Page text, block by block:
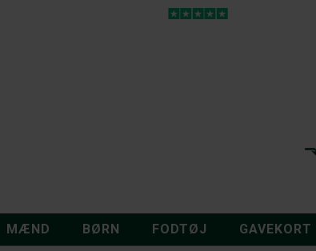
MÆND BØRN FODTØJ GAVEKORT